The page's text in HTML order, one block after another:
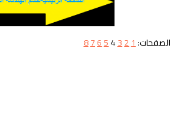
الصفحات:1
2
3
4
5
6
7
8